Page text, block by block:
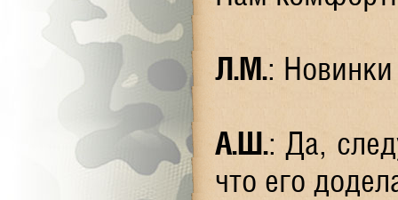
Л.М.:
А.Ш.: Да,
что его